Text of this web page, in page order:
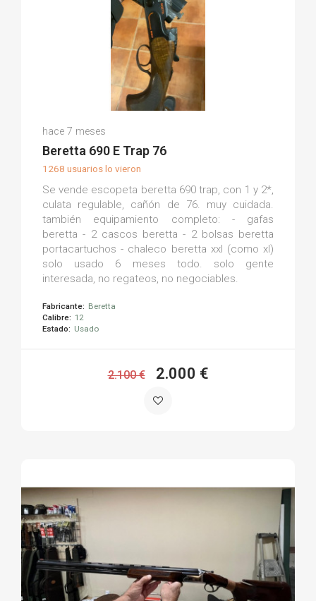
(0)
hace 7 meses
Beretta 690 E Trap 76
1268 usuarios lo vieron
Se vende escopeta beretta 690 trap, con 1 y 2*,
culata regulable, cañón de 76. muy cuidada.
también equipamiento completo: - gafas
beretta - 2 cascos beretta - 2 bolsas beretta
portacartuchos - chaleco beretta xxl (como xl)
solo usado 6 meses todo. solo gente
interesada, no regateos, no negociables.
Fabricante: Beretta
Calibre: 12
Estado: Usado
2.100 € 2.000 €